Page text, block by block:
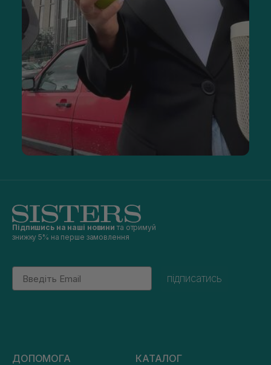
Підпишись на наші новини та отримуй
знижку 5% на перше замовлення
Email
підписатись
ДОПОМОГА КАТАЛОГ